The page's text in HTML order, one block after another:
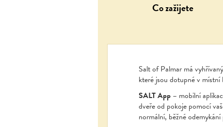
Co zažijete
Salt of Palmar má
které jsou dotupné v místní
SALT App – mobilní
dveře od pokoje pomocí
normální, běžné